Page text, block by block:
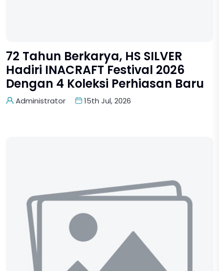
72 Tahun Berkarya, HS SILVER
Hadiri INACRAFT Festival 2026
Dengan 4 Koleksi Perhiasan Baru
Administrator 15th Jul, 2026